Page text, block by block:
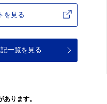
を見る
一覧を見る
ります。